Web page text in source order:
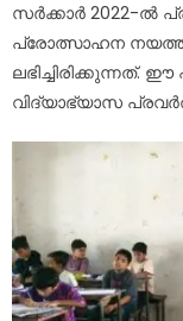
സർക്കാർ 2022-ൽ
പ്രോത്സാഹന
ലഭിച്ചിരിക്കുന്നത്.
വിദ്യാഭ്യാസ